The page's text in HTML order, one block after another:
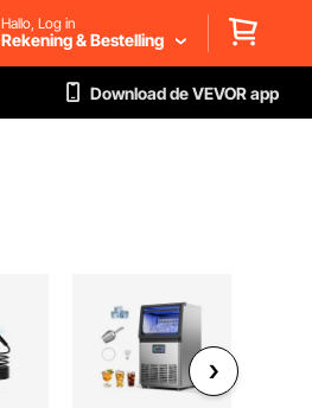
Hallo, Log in
Rekening & Bestelling
Download de VEVOR app